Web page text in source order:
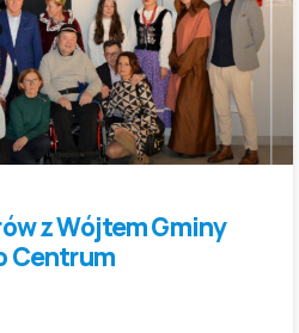
z Wójtem Gminy
Centrum